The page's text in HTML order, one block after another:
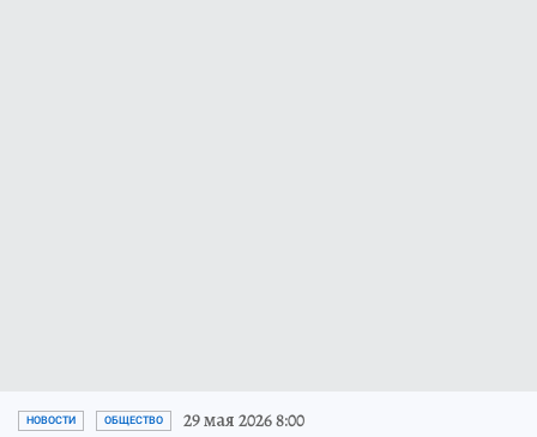
НОВОСТИ ОБЩЕСТВО 29 мая 2026 8:00